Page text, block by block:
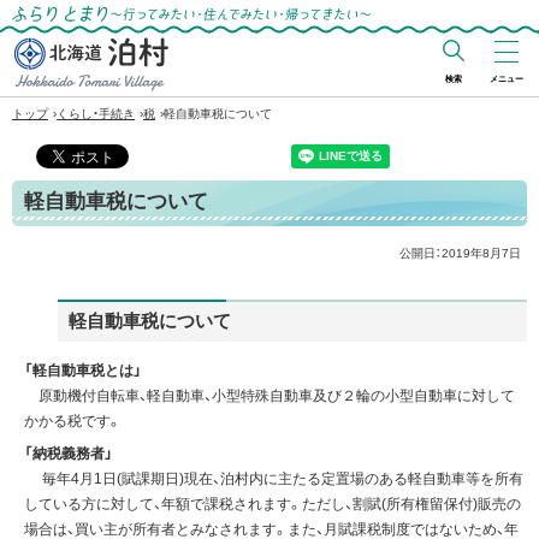
ふらりとまり～行ってみたい・住んでみた
い・帰ってきたい～
北海道 泊村
Village
検索 メニュー
トップ ›くらし・手続き ›税 ›軽自動車税について
軽自動車税について
公開日：2019年8月7日
軽自動車税について
「軽自動車税とは」
原動機付自転車、軽自動車、小型特殊自動車及び２輪の小型自動車に対して
かかる税です。
「納税義務者」
毎年4月1日(賦課期日)現在、泊村内に主たる定置場のある軽自動車等を所有
している方に対して、年額で課税されます。ただし、割賦(所有権留保付)販売の
場合は、買い主が所有者とみなされます。また、月賦課税制度ではないため、年